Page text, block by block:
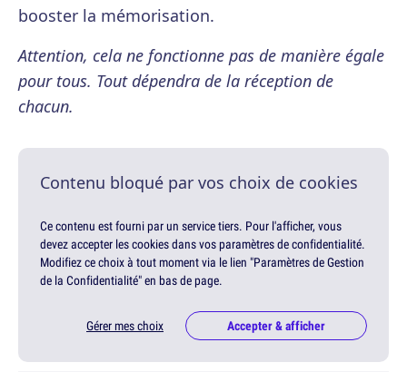
booster la mémorisation.
Attention, cela ne fonctionne pas de manière égale
pour tous. Tout dépendra de la réception de
chacun.
Contenu bloqué par vos choix de cookies
Ce contenu est fourni par un service tiers. Pour l'afficher, vous
devez accepter les cookies dans vos paramètres de confidentialité.
Modifiez ce choix à tout moment via le lien "Paramètres de Gestion
de la Confidentialité" en bas de page.
Gérer mes choix Accepter & afficher